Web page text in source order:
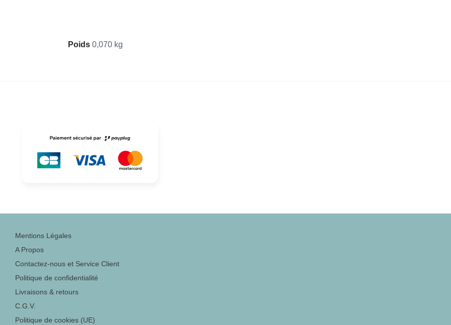
Poids 0,070 kg
Mentions Légales
A Propos
Contactez-nous et Service Client
Politique de confidentialité
Livraisons & retours
C.G.V.
Politique de cookies (UE)